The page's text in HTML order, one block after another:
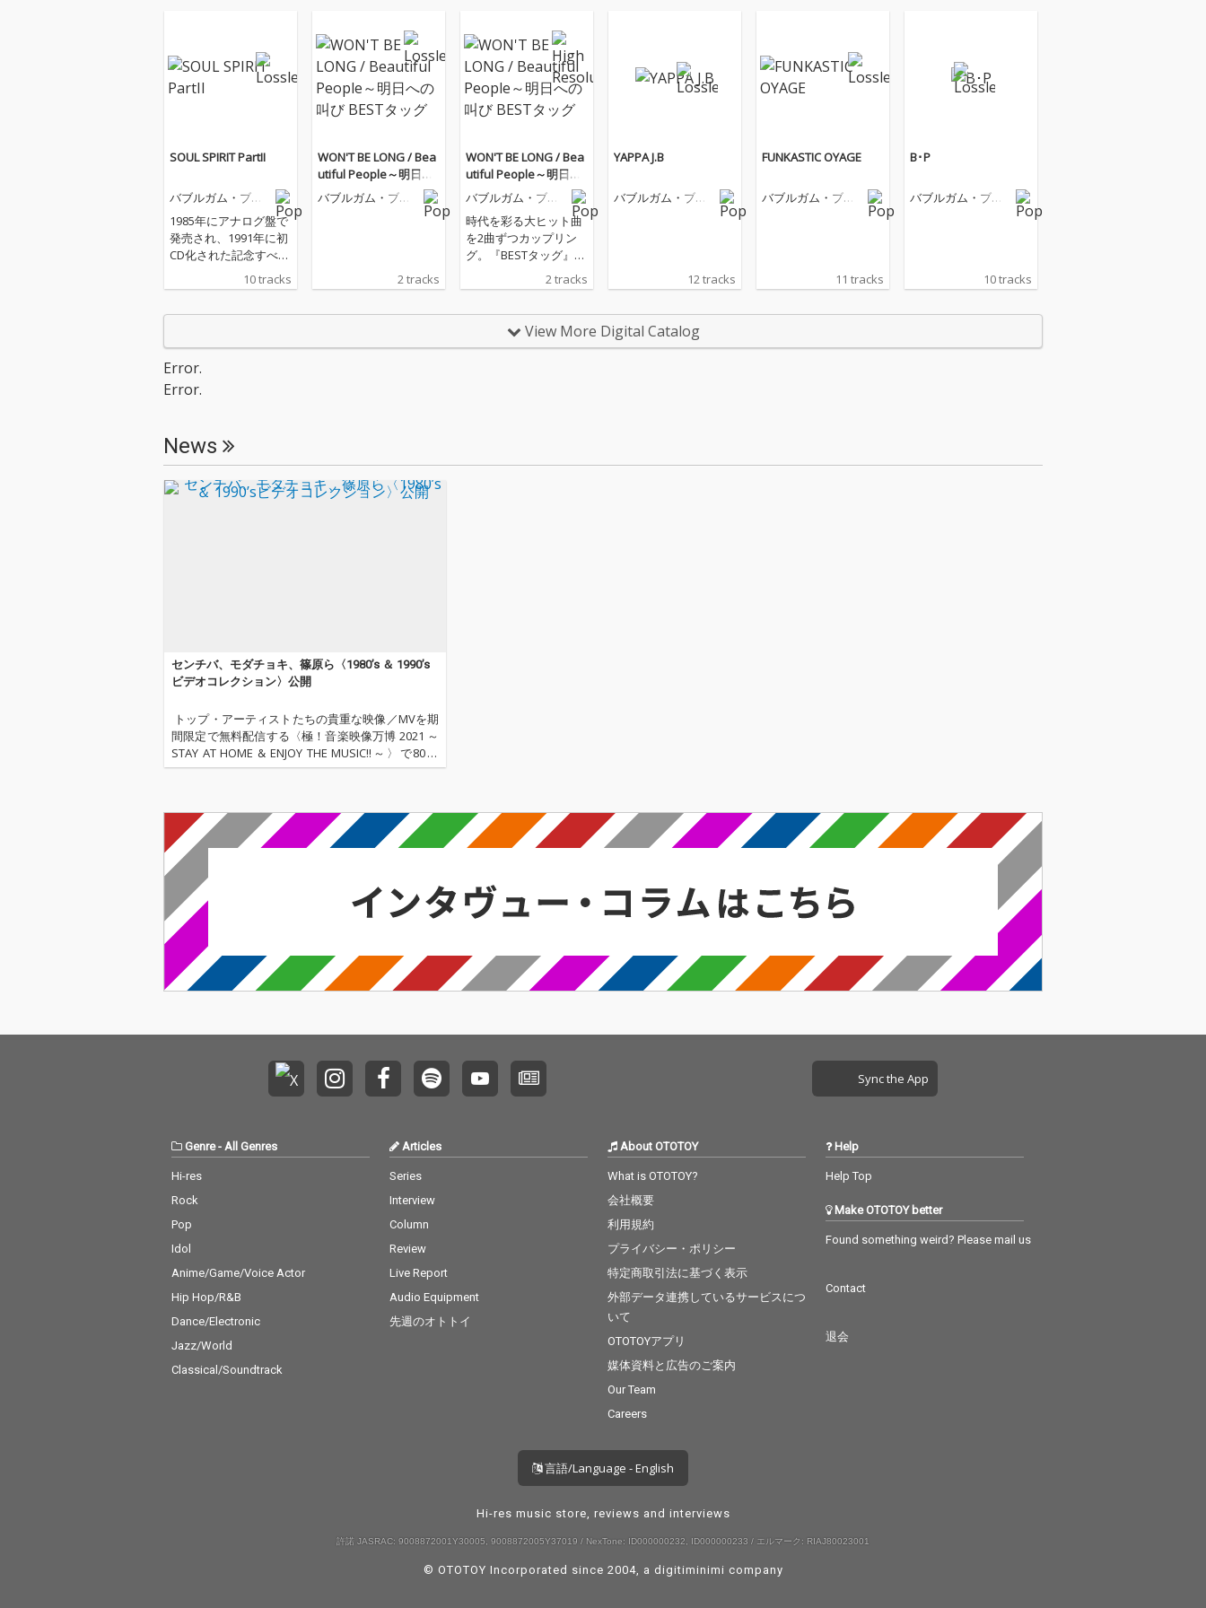
SOUL SPIRIT PartII
バブルガム・ブラ
1985年にアナログ盤で
発売され、1991年に初
CD化された記念すべき
『SOUL SPIRIT Part
「SOUL SPIRIT Part
Ⅱ」をはじめ、伊藤銀
スピリット溢れる楽曲
10 tracks
WON'T BE LONG / Bea
utiful People～明日へ
の叫び BESTタッグ
バブルガム・ブラ
2 tracks
WON'T BE LONG / Bea
utiful People～明日へ
の叫び BESTタッグ
バブルガム・ブラ
時代を彩る大ヒット曲
を2曲ずつカップリン
グ。『BESTタッグ』シ
リーズ79タイトル(158
曲)を2022年2月22日よ
2 tracks
YAPPA J.B
バブルガム・ブラ
12 tracks
FUNKASTIC OYAGE
バブルガム・ブラ
11 tracks
B･P
バブルガム・ブラ
10 tracks
View More Digital Catalog
Error.
Error.
News
センチバ、モダチョキ、篠原ら〈1980’s ＆ 1990’s
ビデオコレクション〉公開
￼ トップ・アーティストたちの貴重な映像／MVを期
間限定で無料配信する〈極！音楽映像万博 2021 ～
STAY AT HOME & ENJOY THE MUSIC!!～〉で80年
代・90年代ヒットソングのMVメドレー映像が公開
Sync the App
Genre- All Genres
Hi-res
Rock
Pop
Idol
Anime/Game/Voice Actor
Hip Hop/R&B
Dance/Electronic
Jazz/World
Classical/Soundtrack
Articles
Series
Interview
Column
Review
Live Report
Audio Equipment
先週のオトトイ
About OTOTOY
What is OTOTOY?
会社概要
利用規約
プライバシー・ポリシー
特定商取引法に基づく表示
外部データ連携しているサービスにつ
いて
OTOTOYアプリ
媒体資料と広告のご案内
Our Team
Careers
Help
Help Top
Make OTOTOY better
Found something weird? Please mail us
Contact
退会
言語/Language - English
Hi-res music store, reviews and interviews
許諾 JASRAC: 9008872001Y30005, 9008872005Y37019 / NexTone: ID000000232, ID000000233 / エルマーク: RIAJ80023001
© OTOTOY Incorporated since 2004, a digitiminimi company